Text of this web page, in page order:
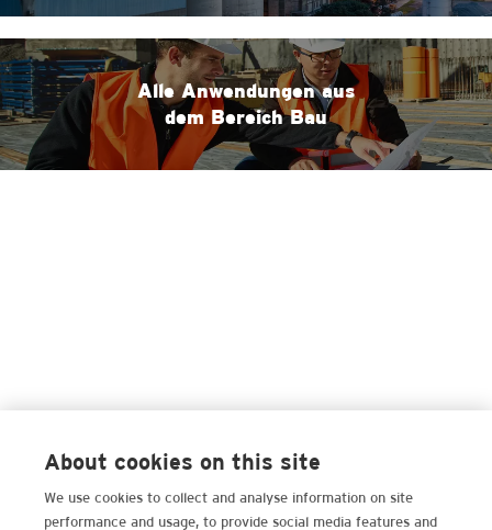
Alle Anwendungen aus
dem Bereich Bau
About cookies on this site
We use cookies to collect and analyse information on site
performance and usage, to provide social media features and